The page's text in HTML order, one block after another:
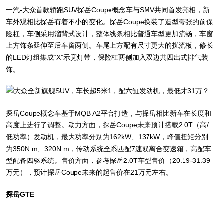
一汽-大众首款轿跑SUV探岳Coupe概念车与SMV共同首发亮相，新
车外观相比探岳有着不小的变化。探岳Coupe换装了造型夸张的前保
险杠，车侧采用溜背式设计，整体线条相比普通车型更加流畅，车窗
上方饰条延伸至后车窗两侧。车尾上方配有尺寸更大的扰流板，修长
的LED灯组集成“X”示宽灯带，保险杠两侧加入双边共四出式排气装
饰。
探岳Coupe概念车基于MQB A2平台打造，与探岳相比新车在长度和
高度上进行了调整。动力方面，探岳Coupe未来预计搭载2.0T（高/
低功率）发动机，最大功率分别为162kW、137kW，峰值扭矩分别
为350N.m、320N.m，传动系统全系匹配7速双离合变速箱，高配车
型配备四驱系统。售价方面，参考探岳2.0T车型售价（20.19-31.39
万元），预计探岳Coupe未来的起售价在21万元左右。
探岳GTE